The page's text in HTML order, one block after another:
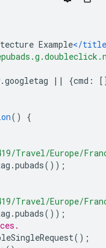
Example</
.googletag || {cmd :
()
{
Travel/Europe/
.pubads());
Travel/Europe/
.pubads());
();